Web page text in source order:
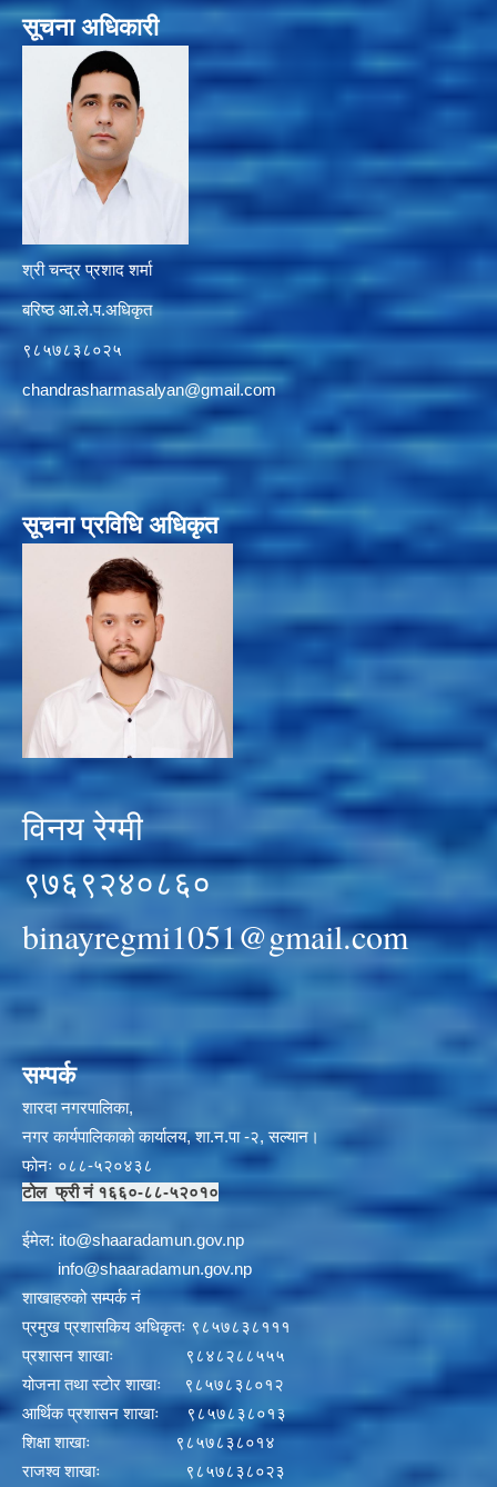
सूचना अधिकारी
श्री चन्द्र प्रशाद शर्मा
बरिष्ठ आ.ले.प.अधिकृत
९८५७८३८०२५
chandrasharmasalyan@gmail.com
सूचना प्रविधि अधिकृत
विनय रेग्मी
९७६९२४०८६०
binayregmi1051@gmail.com
सम्पर्क
शारदा नगरपालिका,
नगर कार्यपालिकाको कार्यालय, शा.न.पा -२, सल्यान।
फोनः ०८८-५२०४३८
टोल फ्री नं १६६०-८८-५२०१०
ईमेल: ito@shaaradamun.gov.np
info@shaaradamun.gov.np
शाखाहरुको सम्पर्क नं
प्रमुख प्रशासकिय अधिकृतः ९८५७८३८१११
प्रशासन शाखाः ९८४८२८८५५५
योजना तथा स्टोर शाखाः ९८५७८३८०१२
आर्थिक प्रशासन शाखाः ९८५७८३८०१३
शिक्षा शाखाः ९८५७८३८०१४
राजश्व शाखाः ९८५७८३८०२३